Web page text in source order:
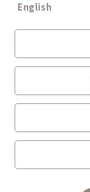
English